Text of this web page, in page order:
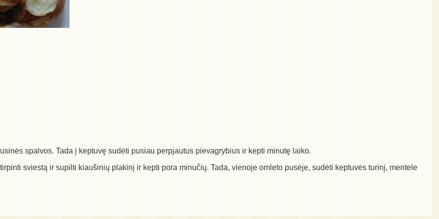
spalvos. Tada į keptuvę sudėti pusiau perpjautus pievagrybius ir kepti minutę laiko.
sviestą ir supilti kiaušinių plakinį ir kepti pora minučių. Tada, vienoje omleto pusėje, sudėti keptuvės turinį, mentele